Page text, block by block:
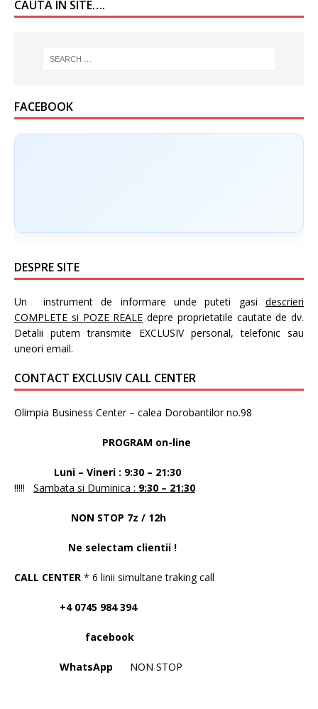
CAUTA IN SITE….
FACEBOOK
DESPRE SITE
Un instrument de informare unde puteti gasi descrieri
COMPLETE si POZE REALE depre proprietatile cautate de dv.
Detalii putem transmite EXCLUSIV personal, telefonic sau
uneori email.
CONTACT EXCLUSIV CALL CENTER
Olimpia Business Center – calea Dorobantilor no.98
PROGRAM on-line
Luni – Vineri : 9:30 – 21:30
!!!!! Sambata si Duminica : 9:30 – 21:30
NON STOP 7z / 12h
Ne selectam clientii !
CALL CENTER * 6 linii simultane traking call
+4 0745 984 394
facebook
WhatsApp NON STOP